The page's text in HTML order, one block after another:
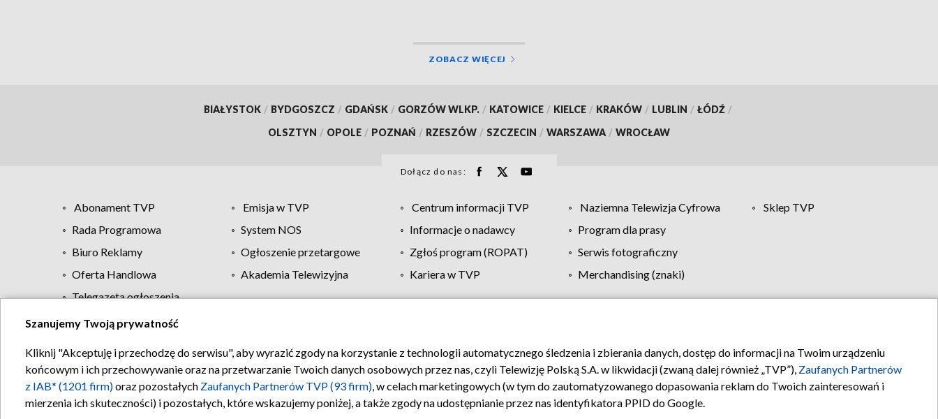
ZOBACZ WIĘCEJ
BIAŁYSTOK / BYDGOSZCZ / GDAŃSK / GORZÓW WLKP. / KATOWICE / KIELCE / KRAKÓW / LUBLIN / ŁÓDŹ /
OLSZTYN / OPOLE / POZNAŃ / RZESZÓW / SZCZECIN / WARSZAWA / WROCŁAW
Dołącz do nas:
Abonament TVP Emisja w TVP Centrum informacji TVP Naziemna Telewizja Cyfrowa
Sklep TVP
Rada Programowa
System NOS Informacje o nadawcy
Program dla prasy
Biuro Reklamy
Ogłoszenie przetargowe Zgłoś program (ROPAT)
Serwis fotograficzny
Oferta Handlowa
Akademia Telewizyjna Kariera w TVP
Merchandising (znaki)
Telegazeta ogłoszenia
Regulamin TVP Polityka prywatności Moje zgody Pomoc Biuro reklamy Kontakt
Szanujemy Twoją prywatność
Kliknij "Akceptuję i przechodzę do serwisu", aby wyrazić zgody na korzystanie z technologii automatycznego śledzenia i zbierania danych, dostęp do informacji na Twoim urządzeniu
końcowym i ich przechowywanie oraz na przetwarzanie Twoich danych osobowych przez nas, czyli Telewizję Polską S.A. w likwidacji (zwaną dalej również „TVP”), Zaufanych Partnerów
z IAB* (1201 firm)oraz pozostałych Zaufanych Partnerów TVP (93 firm), w celach marketingowych (w tym do zautomatyzowanego dopasowania reklam do Twoich zainteresowań i
mierzenia ich skuteczności) i pozostałych, które wskazujemy poniżej, a także zgody na udostępnianie przez nas identyfikatora PPID do Google.